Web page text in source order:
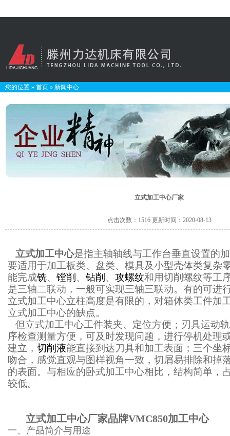
您的位置 » 首页 » 新闻中心
立式加工中心厂家
点击次数：1516 更新时间：2020-08-13
立式加工中心是指主轴轴线与工作台垂直设置的
要适用于加工板类、盘类、模具及小型壳体类复杂
能完成铣、 镗削 、 钻削 、 攻螺纹和用切削螺纹等工
是三轴二联动，一般可实现三轴三联动。有的可进
立式加工中心立柱高度是有限的，对箱体类工件加
立式加工中心的缺点。
但立式加工中心工件装夹、定位方便；刃具运动
序检查测量方便，可及时发现问题，进行停机处理
建立， 切削液能直接到达刀具和加工表面；三个坐
吻合，感觉直观与图样视角一致，切屑易排除和掉
的表面。与相应的卧式加工中心相比，结构简单，
较低。
立式加工中心厂家品牌VMC850加工中心
一、产品简介与用途